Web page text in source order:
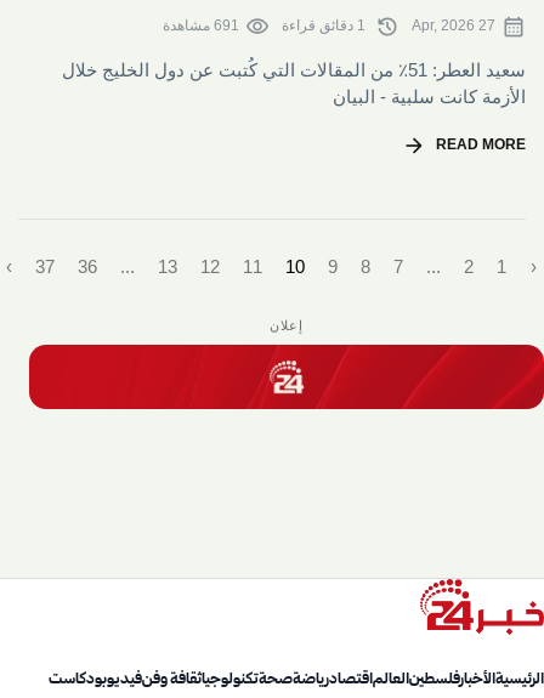
calendar_month
27 Apr, 2026
history
visibility 691 مشاهدة
سعيد العطر: 51٪؜ من المقالات التي كُتبت عن دول الخليج خلال
الأزمة كانت سلبية - البيان
READ MORE
arrow_forward
‹
1
2
...
7
8
9
10
11
12
13
...
36
37
›
إعلان
الرئيسيةالأخبارفلسطينالعالماقتصادرياضةصحةتكنولوجياثقافة وفنفيديوبودكاست